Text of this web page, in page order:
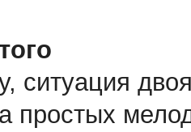
ситуация
простых